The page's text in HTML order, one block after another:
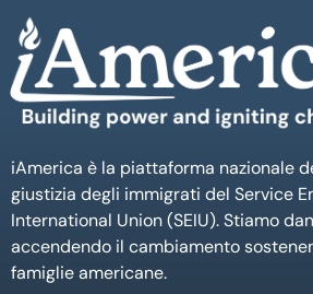
iAmerica è la piattaforma nazionale
giustizia degli immigrati del Service
International Union (SEIU). Stiamo
accendendo il cambiamento
famiglie americane.